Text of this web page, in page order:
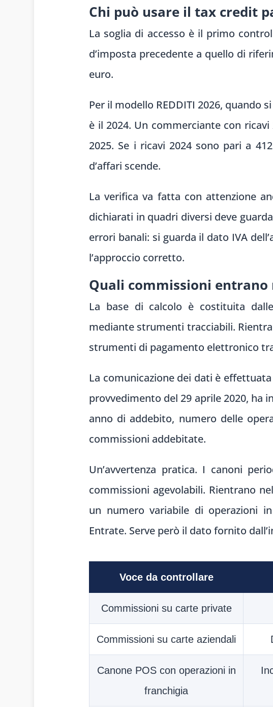
Chi può usare il tax credit
La soglia di accesso è il primo
d’imposta precedente a quello di
euro.
Per il modello REDDITI 2026, quando
è il 2024. Un commerciante con
2025. Se i ricavi 2024 sono pari a
d’affari scende.
La verifica va fatta con attenzione
dichiarati in quadri diversi deve
errori banali: si guarda il dato IVA
l’approccio corretto.
Quali commissioni entrano
La base di calcolo è costituita
mediante strumenti tracciabili.
strumenti di pagamento elettronico
La comunicazione dei dati è
provvedimento del 29 aprile 2020, ha
anno di addebito, numero delle
commissioni addebitate.
Un’avvertenza pratica. I canoni
commissioni agevolabili. Rientrano
un numero variabile di operazioni
Entrate. Serve però il dato fornito
Voce da controllare
Commissioni su carte private
Commissioni su carte aziendali
Canone POS con operazioni in
franchigia